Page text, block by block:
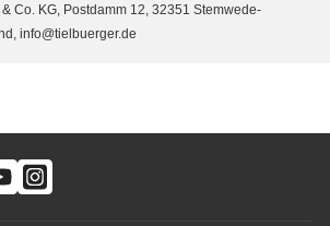
Co. KG, Postdamm 12, 32351 Stemwede-
info@tielbuerger.de